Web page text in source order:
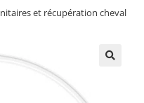
et récupération cheval